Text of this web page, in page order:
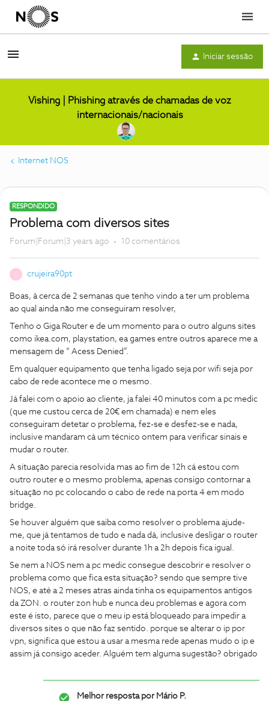
Menu
Iniciar sessão
Vishing | Phishing através de chamadas de voz
internacionais/nacionais
Internet NOS
RESPONDIDO
Problema com diversos sites
Forum|Forum|3 years ago 10 comentários
C crujeira90pt
Boas, à cerca de 2 semanas que tenho vindo a ter um problema
ao qual ainda não me conseguiram resolver,
Tenho o Giga Router e de um momento para o outro alguns sites
como ikea.com, playstation, ea games entre outros aparece me a
mensagem de “ Acess Denied”.
Em qualquer equipamento que tenha ligado seja por wifi seja por
cabo de rede acontece me o mesmo.
Já falei com o apoio ao cliente, ja falei 40 minutos com a pc medic
(que me custou cerca de 20€ em chamada) e nem eles
conseguiram detetar o problema, fez-se e desfez-se e nada,
inclusive mandaram cá um técnico ontem para verificar sinais e
mudar o router.
A situação parecia resolvida mas ao fim de 12h cá estou com
outro router e o mesmo problema, apenas consigo contornar a
situação no pc colocando o cabo de rede na porta 4 em modo
bridge.
Se houver alguém que saiba como resolver o problema ajude-
me, que já tentamos de tudo e nada dá, inclusive desligar o router
a noite toda só irá resolver durante 1h a 2h depois fica igual.
Se nem a NOS nem a pc medic consegue descobrir e resolver o
problema como que fica esta situação? sendo que sempre tive
NOS, e até a 2 meses atras ainda tinha os equipamentos antigos
da ZON. o router zon hub e nunca deu problemas e agora com
este é isto, parece que o meu ip está bloqueado para impedir a
diversos sites o que não faz sentido. porque se alterar o ip por
vpn, significa que estou a usar a mesma rede apenas mudo o ip e
assim já consigo aceder. Alguém tem alguma sugestão? obrigado
Melhor resposta porMário P.